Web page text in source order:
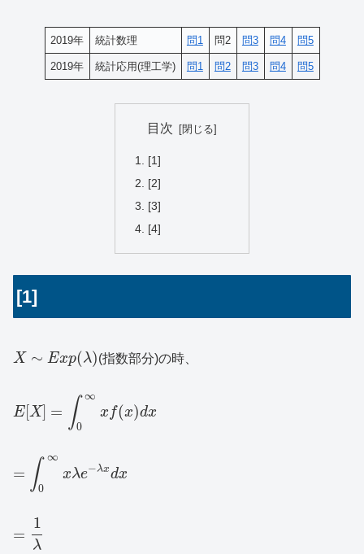
2019年 統計数理 問1 問2 問3 問4 問5
2019年 統計応用(理工学) 問1 問2 問3 問4 問5
目次
[1]
[2]
[3]
[4]
[1]
X ∼ Exp(λ)(指数部分)の時、
E[X] = ∫ ∞
0
x f(x)dx
= ∫ ∞
0
xλe−λxdx
=
1
λ